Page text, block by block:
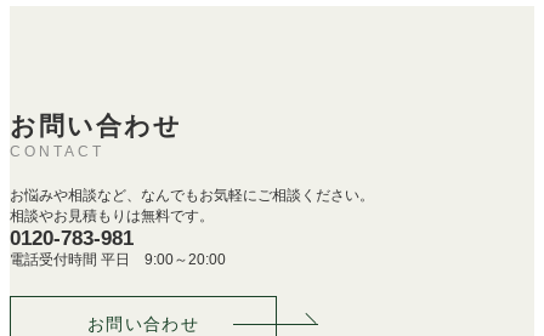
お問い合わせ
CONTACT
お悩みや相談など、なんでもお気軽にご相談ください。
相談やお見積もりは無料です。
0120-783-981
電話受付時間 平日 9:00～20:00
お問い合わせ